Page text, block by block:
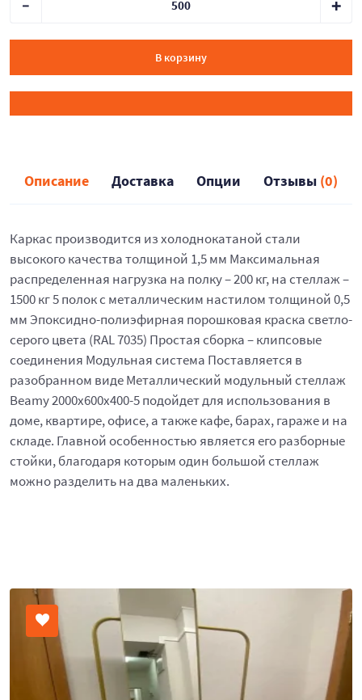
В корзину
Описание Доставка Опции Отзывы (0)
Каркас производится из холоднокатаной стали
высокого качества толщиной 1,5 мм Максимальная
распределенная нагрузка на полку – 200 кг, на стеллаж –
1500 кг 5 полок с металлическим настилом толщиной 0,5
мм Эпоксидно-полиэфирная порошковая краска светло-
серого цвета (RAL 7035) Простая сборка – клипсовые
соединения Модульная система Поставляется в
разобранном виде Металлический модульный стеллаж
Beamy 2000x600x400-5 подойдет для использования в
доме, квартире, офисе, а также кафе, барах, гараже и на
складе. Главной особенностью является его разборные
стойки, благодаря которым один большой стеллаж
можно разделить на два маленьких.